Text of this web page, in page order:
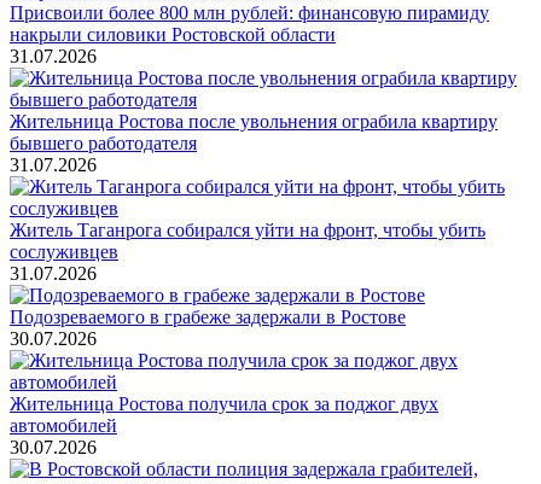
Присвоили более 800 млн рублей: финансовую пирамиду
накрыли силовики Ростовской области
31.07.2026
Жительница Ростова после увольнения ограбила квартиру
бывшего работодателя
31.07.2026
Житель Таганрога собирался уйти на фронт, чтобы убить
сослуживцев
31.07.2026
Подозреваемого в грабеже задержали в Ростове
30.07.2026
Жительница Ростова получила срок за поджог двух
автомобилей
30.07.2026